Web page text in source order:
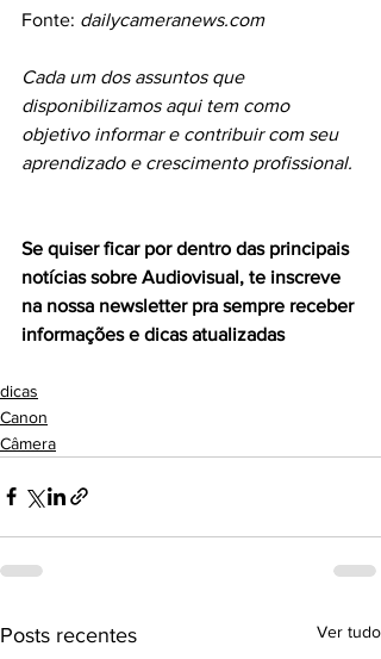
Fonte: dailycameranews.com
Cada um dos assuntos que
disponibilizamos aqui tem como
objetivo informar e contribuir com seu
aprendizado e crescimento profissional.
Se quiser ficar por dentro das principais
notícias sobre Audiovisual, te inscreve
na nossa newsletter pra sempre receber
informações e dicas atualizadas
dicas
Canon
Câmera
Posts recentes Ver tudo